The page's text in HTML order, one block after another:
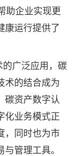
助企业实现更
康运行提供了
的广泛应用，碳
术的结合成为
碳资产数字认
化业务模式正
，同时也为市
管理工具。